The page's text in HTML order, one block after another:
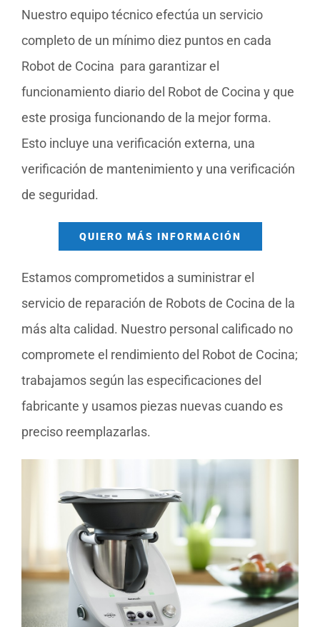
Nuestro equipo técnico efectúa un servicio
completo de un mínimo diez puntos en cada
Robot de Cocina para garantizar el
funcionamiento diario del Robot de Cocina y que
este prosiga funcionando de la mejor forma.
Esto incluye una verificación externa, una
verificación de mantenimiento y una verificación
de seguridad.
QUIERO MÁS INFORMACIÓN
Estamos comprometidos a suministrar el
servicio de reparación de Robots de Cocina de la
más alta calidad. Nuestro personal calificado no
compromete el rendimiento del Robot de Cocina;
trabajamos según las especificaciones del
fabricante y usamos piezas nuevas cuando es
preciso reemplazarlas.